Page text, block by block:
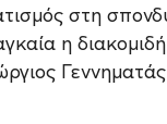
στη
η